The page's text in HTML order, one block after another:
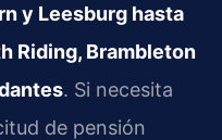
y Leesburg hasta
Riding, Brambleton
. Si necesita
de pensión